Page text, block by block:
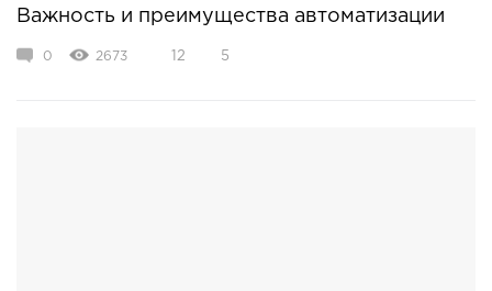
Важность и преимущества автоматизации
0 2673 12 5